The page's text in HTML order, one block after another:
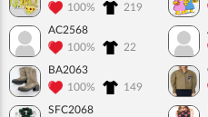
100%
219
AC2568
100%
22
BA2063
100%
149
SFC2068